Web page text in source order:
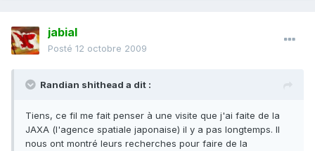
jabial
Posté 12 octobre 2009
Randian shithead a dit :
Tiens, ce fil me fait penser à une visite que j'ai faite de la
JAXA (l'agence spatiale japonaise) il y a pas longtemps. Il
nous ont montré leurs recherches pour faire de la